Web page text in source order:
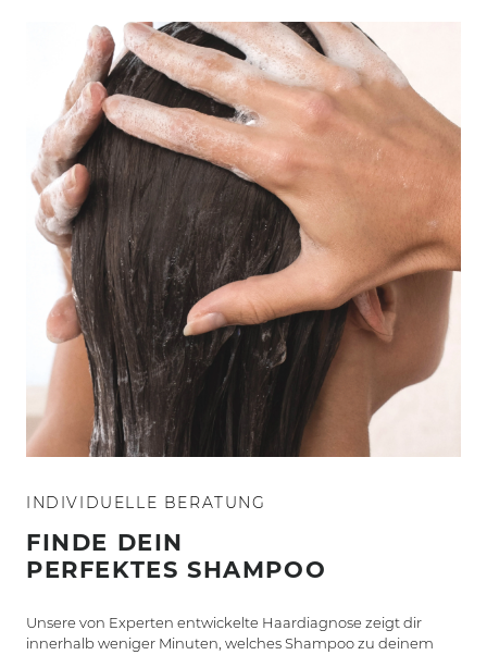
INDIVIDUELLE BERATUNG
FINDE DEIN
PERFEKTES SHAMPOO
Unsere von Experten entwickelte Haardiagnose zeigt dir
innerhalb weniger Minuten, welches Shampoo zu deinem